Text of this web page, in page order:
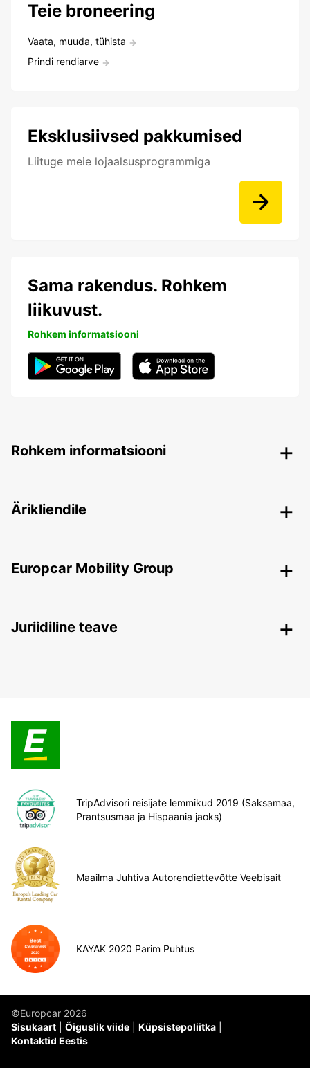
Teie broneering
Vaata, muuda, tühista
Prindi rendiarve
Eksklusiivsed pakkumised
Liituge meie lojaalsusprogrammiga
Sama rakendus. Rohkem
liikuvust.
Rohkem informatsiooni
Rohkem informatsiooni
Ärikliendile
Europcar Mobility Group
Juriidiline teave
TripAdvisori reisijate lemmikud 2019 (Saksamaa,
Prantsusmaa ja Hispaania jaoks)
Maailma Juhtiva Autorendiettevõtte Veebisait
KAYAK 2020 Parim Puhtus
©Europcar 2026
Sisukaart
Õiguslik viide
Küpsistepoliitka
Kontaktid Eestis